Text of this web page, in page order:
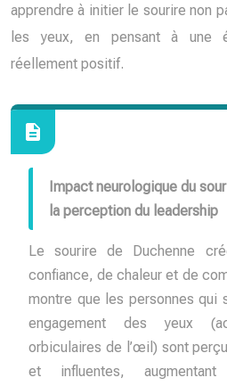
apprendre à initier le sourire non
les yeux, en pensant à une
réellement positif.
Impact neurologique du
la perception du leadership
Le sourire de Duchenne
confiance, de chaleur et de
montre que les personnes qui
engagement des yeux
orbiculaires de l’œil) sont
et influentes,